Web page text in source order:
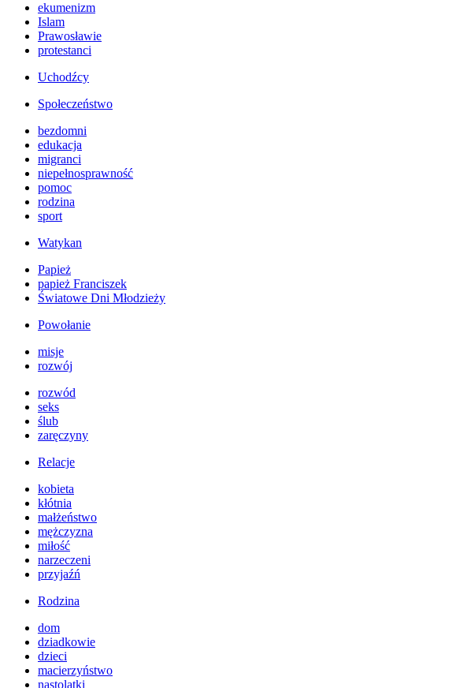
ekumenizm
Islam
Prawosławie
protestanci
Uchodźcy
Społeczeństwo
bezdomni
edukacja
migranci
niepełnosprawność
pomoc
rodzina
sport
Watykan
Papież
papież Franciszek
Światowe Dni Młodzieży
Powołanie
misje
rozwój
rozwód
seks
ślub
zaręczyny
Relacje
kobieta
kłótnia
małżeństwo
mężczyzna
miłość
narzeczeni
przyjaźń
Rodzina
dom
dziadkowie
dzieci
macierzyństwo
nastolatki